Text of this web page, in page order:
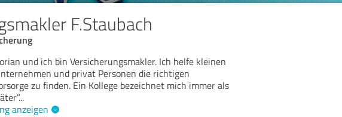
F.Staubach
und ich bin Versicherungsmakler. Ich helfe kleinen
und privat Personen die richtigen
zu finden. Ein Kollege bezeichnet mich immer als
...
anzeigen